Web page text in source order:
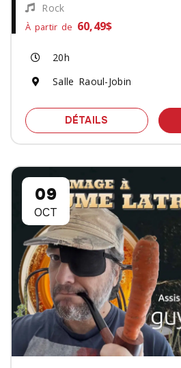
Rock
À partir de 60,49$
20h
Salle Raoul-Jobin
DÉTAILS SPECTACLE
09
OCT